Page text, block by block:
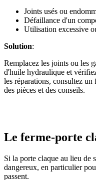
Joints usés ou
Défaillance d'un
Utilisation excessive
Solution:
Remplacez les joints ou les
d'huile hydraulique et
les réparations, consultez
des pièces et des conseils.
Le ferme-porte
Si la porte claque au lieu de
dangereux, en particulier
passent.